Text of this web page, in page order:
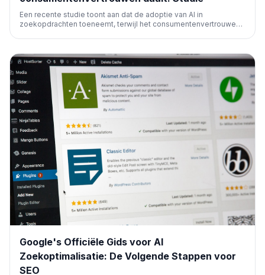
Een recente studie toont aan dat de adoptie van AI in
zoekopdrachten toeneemt, terwijl het consumentenvertrouwen
Google's Officiële Gids voor AI
Zoekoptimalisatie: De Volgende Stappen voor
SEO